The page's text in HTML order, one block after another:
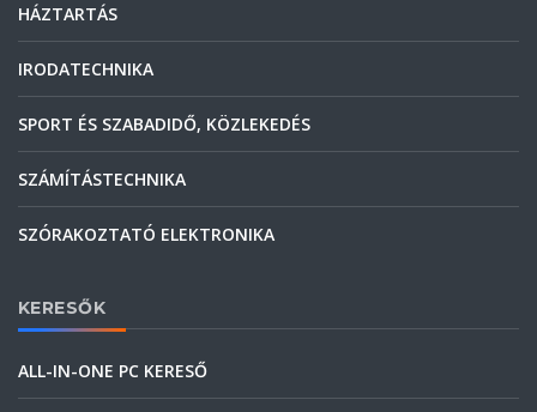
HÁZTARTÁS
IRODATECHNIKA
SPORT ÉS SZABADIDŐ, KÖZLEKEDÉS
SZÁMÍTÁSTECHNIKA
SZÓRAKOZTATÓ ELEKTRONIKA
KERESŐK
ALL-IN-ONE PC KERESŐ